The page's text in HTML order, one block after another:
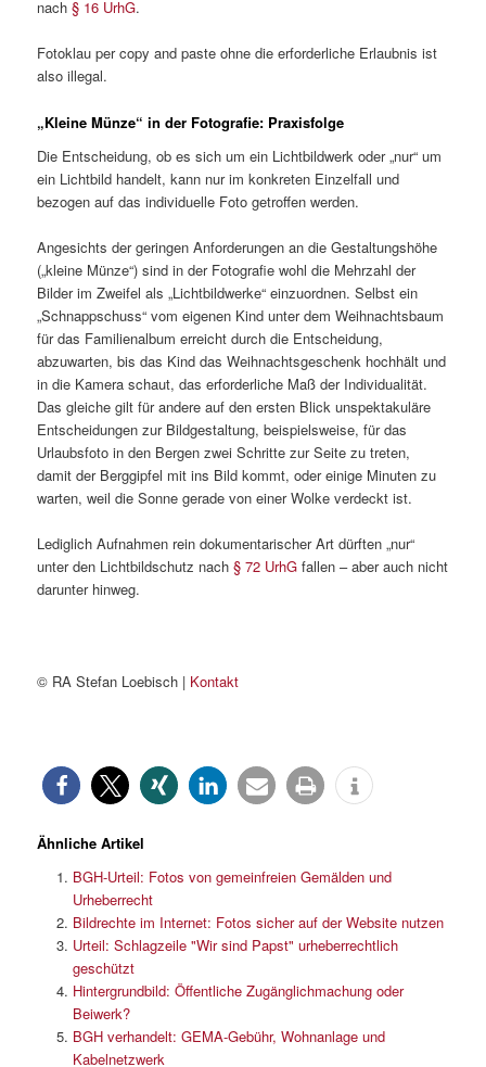
nach§ 16 UrhG.
Fotoklau per copy and paste ohne die erforderliche Erlaubnis ist
also illegal.
„Kleine Münze“ in der Fotografie: Praxisfolge
Die Entscheidung, ob es sich um ein Lichtbildwerk oder „nur“ um
ein Lichtbild handelt, kann nur im konkreten Einzelfall und
bezogen auf das individuelle Foto getroffen werden.
Angesichts der geringen Anforderungen an die Gestaltungshöhe
(„kleine Münze“) sind in der Fotografie wohl die Mehrzahl der
Bilder im Zweifel als „Lichtbildwerke“ einzuordnen. Selbst ein
„Schnappschuss“ vom eigenen Kind unter dem Weihnachtsbaum
für das Familienalbum erreicht durch die Entscheidung,
abzuwarten, bis das Kind das Weihnachtsgeschenk hochhält und
in die Kamera schaut, das erforderliche Maß der Individualität.
Das gleiche gilt für andere auf den ersten Blick unspektakuläre
Entscheidungen zur Bildgestaltung, beispielsweise, für das
Urlaubsfoto in den Bergen zwei Schritte zur Seite zu treten,
damit der Berggipfel mit ins Bild kommt, oder einige Minuten zu
warten, weil die Sonne gerade von einer Wolke verdeckt ist.
Lediglich Aufnahmen rein dokumentarischer Art dürften „nur“
unter den Lichtbildschutz nach§ 72 UrhG fallen – aber auch nicht
darunter hinweg.
© RA Stefan Loebisch | Kontakt
Ähnliche Artikel
BGH-Urteil: Fotos von gemeinfreien Gemälden und
Urheberrecht
Bildrechte im Internet: Fotos sicher auf der Website nutzen
Urteil: Schlagzeile "Wir sind Papst" urheberrechtlich
geschützt
Hintergrundbild: Öffentliche Zugänglichmachung oder
Beiwerk?
BGH verhandelt: GEMA-Gebühr, Wohnanlage und
Kabelnetzwerk